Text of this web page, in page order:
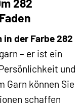
282
der Farbe 282
– er ist ein
und
Garn können Sie
schaffen